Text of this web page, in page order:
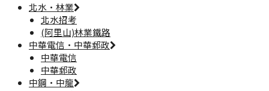
北水·林業
北水招考
(阿里山)林業鐵路
中華電信·中華郵政
中華電信
中華郵政
中鋼·中龍